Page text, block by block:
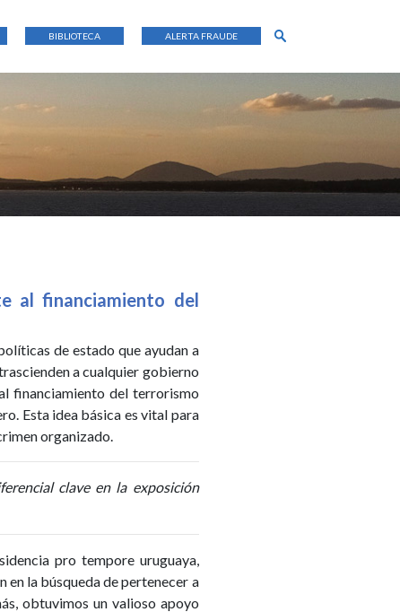
BIBLIOTECA ALERTA FRAUDE
al financiamiento del
de estado que ayudan a
a cualquier gobierno
financiamiento del terrorismo
Esta idea básica es vital para
organizado.
clave en la exposición
pro tempore uruguaya,
la búsqueda de pertenecer a
obtuvimos un valioso apoyo